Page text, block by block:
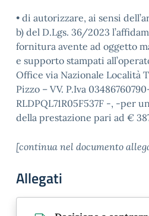
• di autorizzare, ai sensi
b) del D.Lgs. 36/2023
fornitura avente ad oggetto
e supporto stampati
Office via Nazionale Località
Pizzo – VV. P.Iva
RLDPQL71R05F537F -, -per
della prestazione pari ad €
[continua nel documento
Allegati